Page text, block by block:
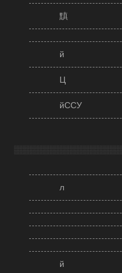
黰
й
Ц
йССУ
л
й